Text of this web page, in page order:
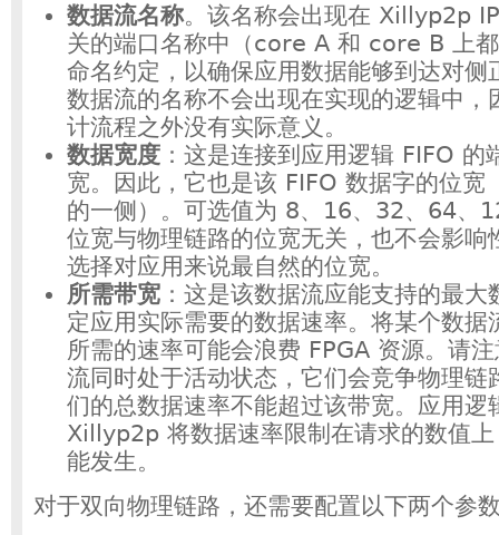
数据流名称。该名称会出现在 Xillyp2p
关的端口名称中（core A 和 core B 上
命名约定，以确保应用数据能够到达对侧
数据流的名称不会出现在实现的逻辑中，
计流程之外没有实际意义。
数据宽度 ：这是连接到应用逻辑 FIFO 的
宽。因此，它也是该 FIFO 数据字的位宽
的一侧）。可选值为 8、16、32、64、
位宽与物理链路的位宽无关，也不会影响
选择对应用来说最自然的位宽。
所需带宽 ：这是该数据流应能支持的最
定应用实际需要的数据速率。将某个数据
所需的速率可能会浪费 FPGA 资源。请
流同时处于活动状态，它们会竞争物理链
们的总数据速率不能超过该带宽。应用逻
Xillyp2p 将数据速率限制在请求的数值
能发生。
对于双向物理链路，还需要配置以下两个参